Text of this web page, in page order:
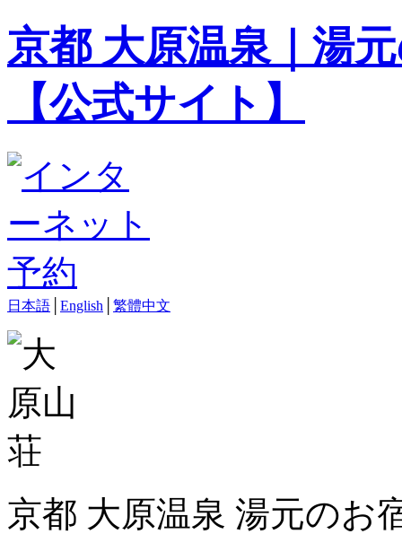
京都 大原温泉｜湯
【公式サイト】
日本語 English 繁體中文
京都 大原温泉 湯元の